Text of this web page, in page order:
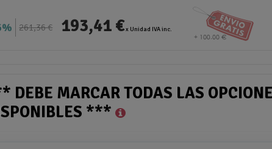
261,36 € 193,41 €x Unidad IVA inc.
DEBE MARCAR TODAS LAS
***